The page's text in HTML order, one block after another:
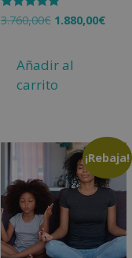
Valorado
con
3.760,00€ 1.880,00€
Añadir al
carrito
¡Rebaja!